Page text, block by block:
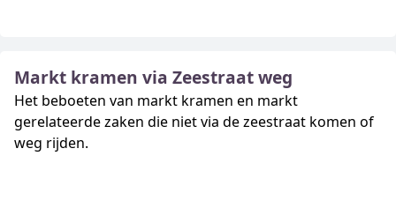
Markt kramen via Zeestraat weg
Het beboeten van markt kramen en markt
gerelateerde zaken die niet via de zeestraat komen of
weg rijden.